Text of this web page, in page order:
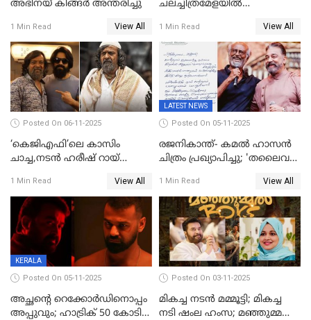
അഭിനയ് കിങ്ങർ അന്തരിച്ചു
1 Min Read View All
ചലച്ചിത്രമേളയില്‍
മലയാളത്തില്‍നിന്ന്
ഏകചിത്രമായി 'എആര്‍എം';
1 Min Read View All
Posted On 06-11-2025
‘കെജിഎഫി’ലെ കാസിം
ചാച്ച,നടൻ ഹരീഷ് റായ്
1 Min Read View All
LATEST NEWS
Posted On 05-11-2025
രജനികാന്ത്- കമൽ ഹാസൻ
ചിത്രം പ്രഖ്യാപിച്ചു; 'തലൈവർ
1 Min Read View All
KERALA
Posted On 05-11-2025
അച്ഛന്റെ റെക്കോർഡിനൊപ്പം
അപ്പുവും; ഹാട്രിക് 50 കോടി
Posted On 03-11-2025
മികച്ച നടൻ മമ്മൂട്ടി; മികച്ച
നടി ഷംല ഹംസ; മഞ്ഞുമ്മൽ